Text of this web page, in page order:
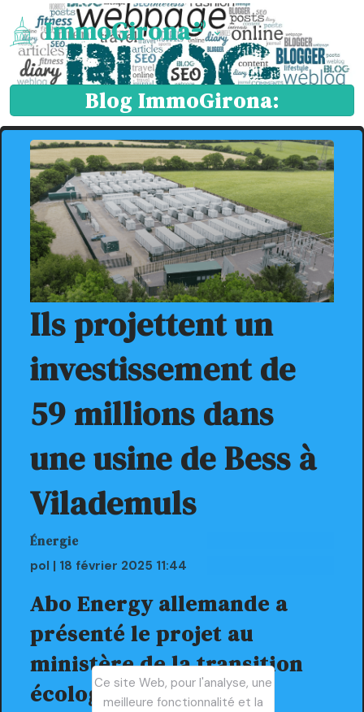
ImmoGirona
Blog ImmoGirona:
Ils projettent un
investissement de
59 millions dans
une usine de Bess à
Vilademuls
Énergie
pol | 18 février 2025 11:44
Abo Energy allemande a
présenté le projet au
ministère de la transition
écologique.Ce site Web, pour l'analyse, une
meilleure fonctionnalité et la